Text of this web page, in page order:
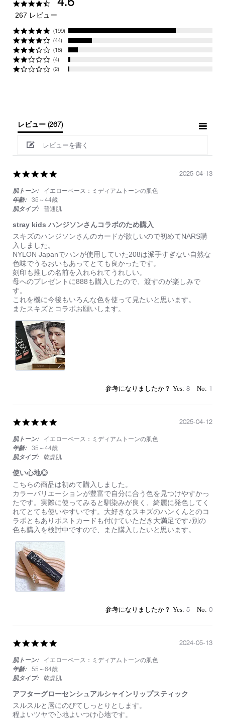
4.6
267 レビュー
(199)
(44)
(18)
(4)
(2)
レビュー (267)
レビューを書く
rating
肌トーン:
イエローベース：ミディアムトーンの肌色
年齢:
35～44歳
肌タイプ:
普通肌
stray kids ハンジソンさんコラボのため購入
Review
by
on
13
Apr
2025
review
stating
stray
kids
ハ
ン
ジ
ソ
ン
さ
ん
コ
ラ
ボ
の
た
め
スキズのハンジソンさんのカードが欲しいので初めてNARS購
入しました。
NYLON Japanでハンが使用していた208は派手すぎない自然な
色味でうるおいもあってとても良かったです。
刻印も推しの名前を入れられてうれしい。
母へのプレゼントに888も購入したので、渡すのが楽しみで
す。
これを機に今後もいろんな色を使って見たいと思います。
またスキズとコラボお願いします。
2025-04-13
8 1
rating
肌トーン:
イエローベース：ミディアムトーンの肌色
年齢:
35～44歳
肌タイプ:
乾燥肌
使い心地◎
Review
by
on
12
Apr
2025
review
stating
使
い
心
地
◎
こちらの商品は初めて購入しました。
カラーバリエーションが豊富で自分に合う色を見つけやすかっ
たです。実際に使ってみると馴染みが良く、綺麗に発色してく
れてとても使いやすいです。大好きなスキズのハンくんとのコ
ラボともありポストカードも付けていただき大満足です♪別の
色も購入を検討中ですので、また購入したいと思います。
2025-04-12
5 0
rating
肌トーン:
イエローベース：ミディアムトーンの肌色
年齢:
55～64歳
肌タイプ:
乾燥肌
アフターグローセンシュアルシャインリップスティック
Review
by
review
stating
スルスルと唇にのびてしっとりとします。
程よいツヤで心地よいつけ心地です。
2024-05-13